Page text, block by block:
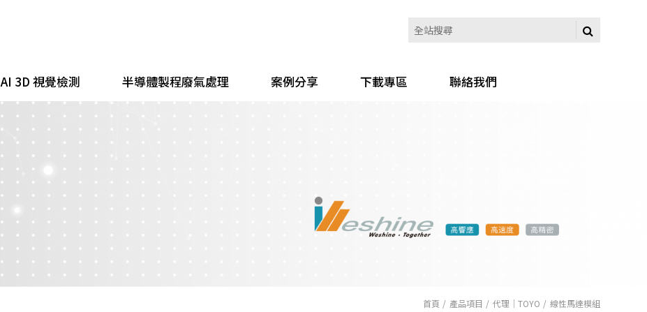
AI 3D 視覺檢測 半導體製程廢氣處理 案例分享 下載專區 聯絡我們
首頁 產品項目 代理｜TOYO 線性馬達模組